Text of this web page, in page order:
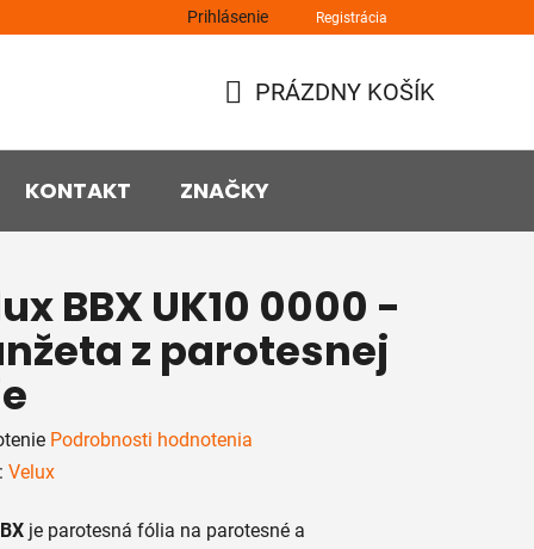
Prihlásenie Registrácia
KOŠÍK
PRÁZDNY KOŠÍK
KONTAKT ZNAČKY
BBX UK10 0000 -
z parotesnej
Podrobnosti hodnotenia
Velux
je parotesná fólia na parotesné a